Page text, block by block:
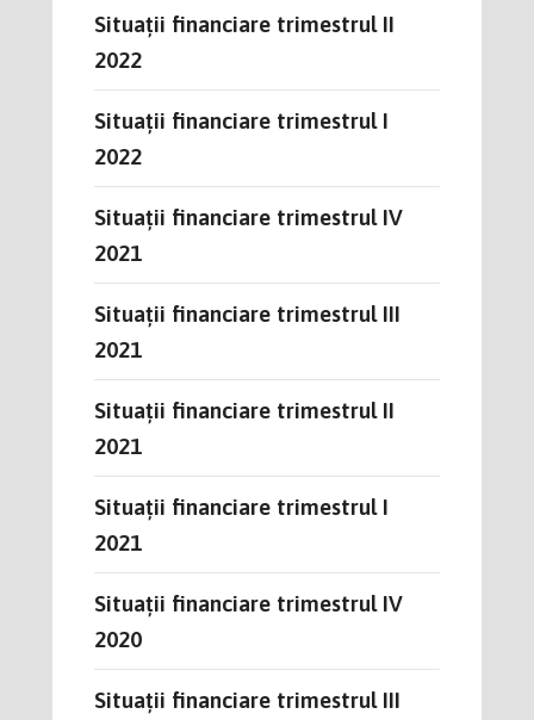
Situații financiare trimestrul II
2022
Situații financiare trimestrul I
2022
Situații financiare trimestrul IV
2021
Situații financiare trimestrul III
2021
Situații financiare trimestrul II
2021
Situații financiare trimestrul I
2021
Situații financiare trimestrul IV
2020
Situații financiare trimestrul III